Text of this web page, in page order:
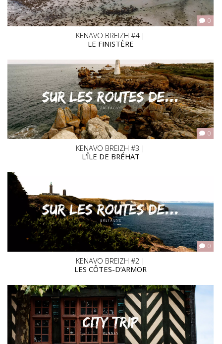
0
KENAVO BREIZH #4 |
LE FINISTÈRE
0
KENAVO BREIZH #3 |
L’ÎLE DE BRÉHAT
0
KENAVO BREIZH #2 |
LES CÔTES-D’ARMOR